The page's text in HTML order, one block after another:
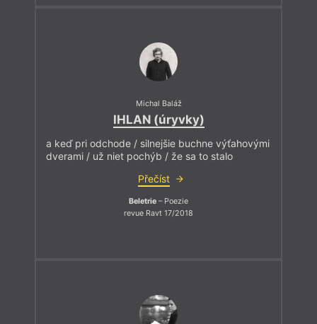
Michal Baláž
IHLAN (úryvky)
a keď pri odchode / silnejšie buchne výťahovými
dverami / už niet pochýb / že sa to stalo
Přečíst
Beletrie – Poezie
revue Ravt 17/2018